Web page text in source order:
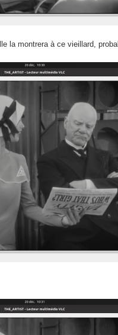
la montrera à ce vieillard,